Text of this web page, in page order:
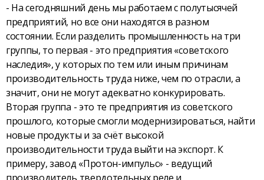
- На сегодняшний день мы работаем с полутысячей
предприятий, но все они находятся в разном
состоянии. Если разделить промышленность на три
группы, то первая - это предприятия «советского
наследия», у которых по тем или иным причинам
производительность труда ниже, чем по отрасли, а
значит, они не могут адекватно конкурировать.
Вторая группа - это те предприятия из советского
прошлого, которые смогли модернизироваться, найти
новые продукты и за счёт высокой
производительности труда выйти на экспорт. К
примеру, завод «Протон-импульс» - ведущий